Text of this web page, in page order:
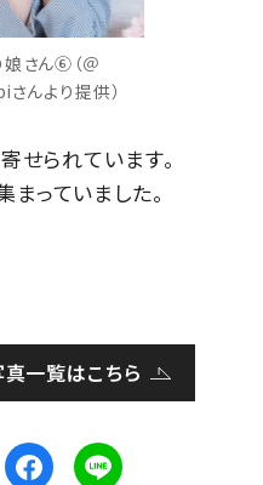
さん⑥（＠
んより提供）
せられています。
っていました。
一覧はこちら